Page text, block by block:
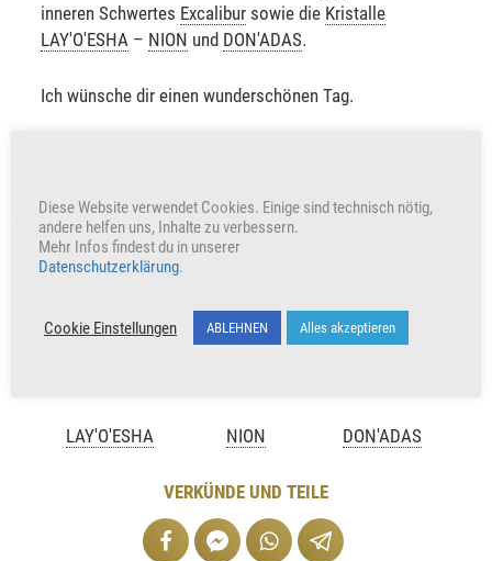
inneren Schwertes Excalibur sowie die Kristalle
LAY'O'ESHA – NION und DON'ADAS.
Ich wünsche dir einen wunderschönen Tag.
+253 Herzen freuen auch uns
LAY'O'ESHA NION DON'ADAS
VERKÜNDE UND TEILE
Diese Website verwendet Cookies. Einige sind technisch nötig,
andere helfen uns, Inhalte zu verbessern.
Mehr Infos findest du in unserer
Datenschutzerklärung.
Cookie Einstellungen ABLEHNEN Alles akzeptieren